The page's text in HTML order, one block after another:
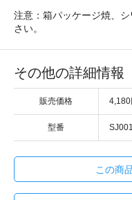
注意：箱パッケージ焼、
さい。
その他の詳細情報
販売価格 4,180
型番 SJ001
この商